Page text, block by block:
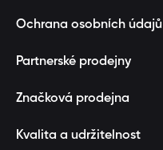
Ochrana osobních údajů
Partnerské prodejny
Značková prodejna
Kvalita a udržitelnost